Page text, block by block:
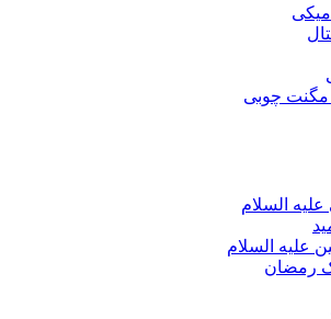
مگنت چوبی
علیه السلام
علیه السلام
رمضان